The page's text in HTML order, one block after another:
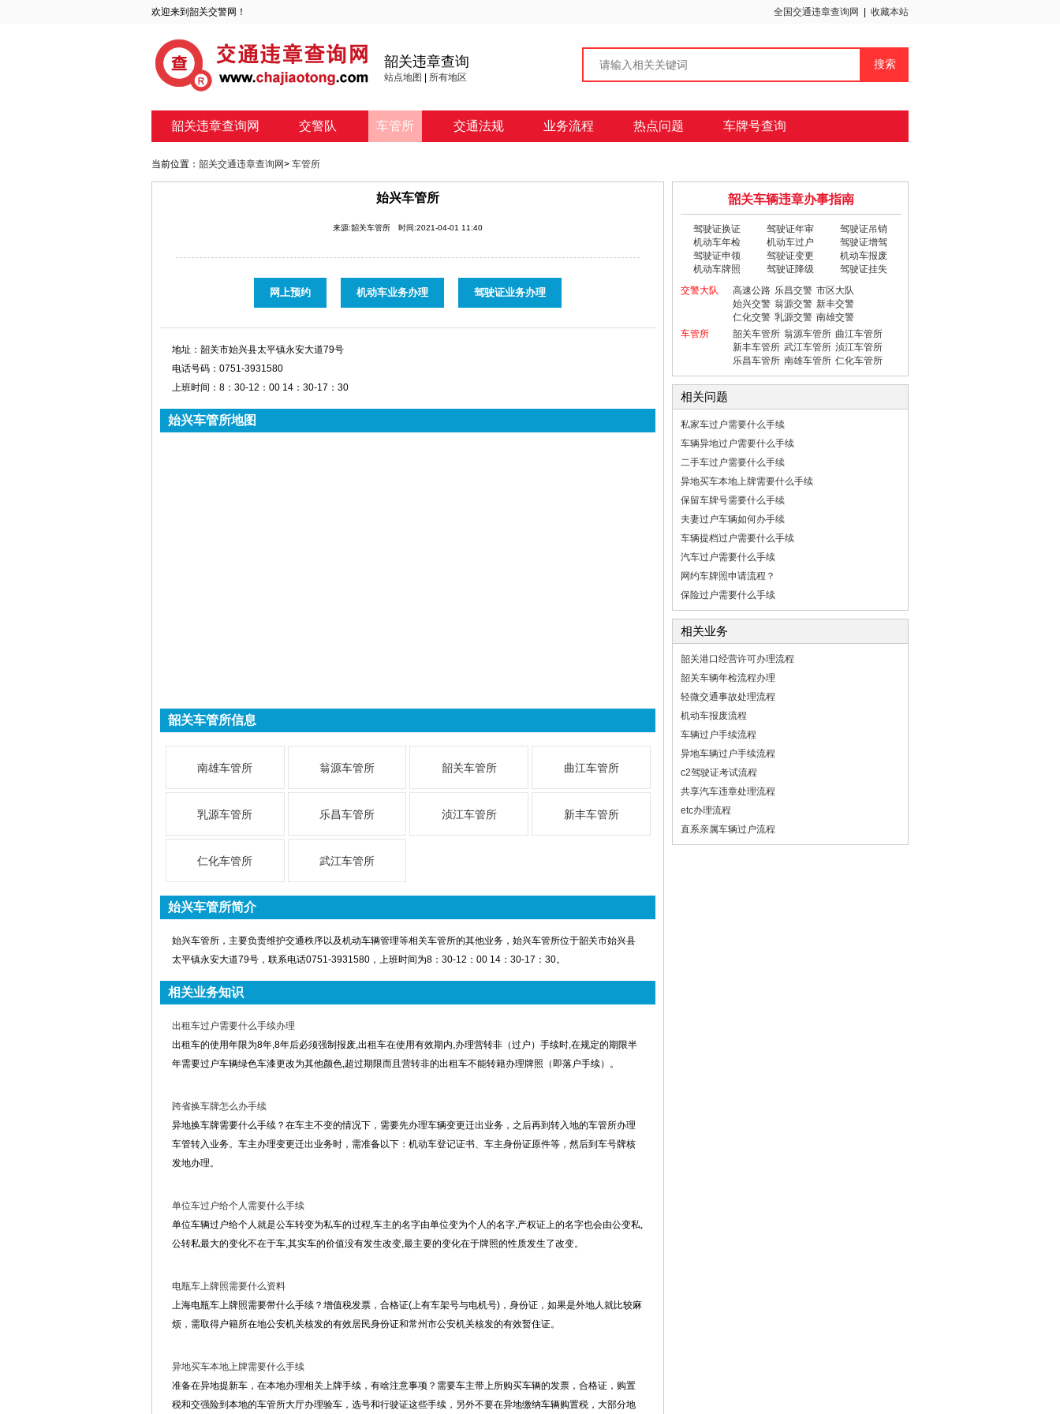
欢迎来到韶关交警网！ 全国交通违章查询网 收藏本站
韶关违章查询
站点地图 所有地区
韶关违章查询网 交警队 车管所 交通法规 业务流程 热点问题 车牌号查询
当前位置： 韶关交通违章查询网> 车管所
始兴车管所
来源:韶关车管所 时间:2021-04-01 11:40
网上预约 机动车业务办理 驾驶证业务办理
地址： 韶关市始兴县太平镇永安大道79号
电话号码： 0751-3931580
上班时间： 8：30-12：00 14：30-17：30
始兴车管所地图
韶关车管所信息
南雄车管所 翁源车管所 韶关车管所 曲江车管所
乳源车管所 乐昌车管所 浈江车管所 新丰车管所
仁化车管所 武江车管所
始兴车管所简介
始兴车管所，主要负责维护交通秩序以及机动车辆管理等相关车管所的其他业务，始兴车管所位于韶关市始兴县
太平镇永安大道79号，联系电话0751-3931580，上班时间为8：30-12：00 14：30-17：30。
相关业务知识
出租车过户需要什么手续办理
出租车的使用年限为8年,8年后必须强制报废,出租车在使用有效期内,办理营转非（过户）手续时,在规定的期限半
年需要过户车辆绿色车漆更改为其他颜色,超过期限而且营转非的出租车不能转籍办理牌照（即落户手续）。
跨省换车牌怎么办手续
异地换车牌需要什么手续？在车主不变的情况下，需要先办理车辆变更迁出业务，之后再到转入地的车管所办理
车管转入业务。车主办理变更迁出业务时，需准备以下：机动车登记证书、车主身份证原件等，然后到车号牌核
发地办理。
单位车过户给个人需要什么手续
单位车辆过户给个人就是公车转变为私车的过程,车主的名字由单位变为个人的名字,产权证上的名字也会由公变私,
公转私最大的变化不在于车,其实车的价值没有发生改变,最主要的变化在于牌照的性质发生了改变。
电瓶车上牌照需要什么资料
上海电瓶车上牌照需要带什么手续？增值税发票，合格证(上有车架号与电机号)，身份证，如果是外地人就比较麻
烦，需取得户籍所在地公安机关核发的有效居民身份证和常州市公安机关核发的有效暂住证。
异地买车本地上牌需要什么手续
准备在异地提新车，在本地办理相关上牌手续，有啥注意事项？需要车主带上所购买车辆的发票，合格证，购置
税和交强险到本地的车管所大厅办理验车，选号和行驶证这些手续，另外不要在异地缴纳车辆购置税，大部分地
韶关车辆违章办事指南
驾驶证换证 驾驶证年审
驾驶证吊销
机动车年检
机动车过户
驾驶证增驾
驾驶证申领
驾驶证变更
机动车报废
机动车牌照
驾驶证降级
驾驶证挂失
交警大队
高速公路 乐昌交警 市区大队
始兴交警 翁源交警 新丰交警
仁化交警 乳源交警 南雄交警
车管所
韶关车管所 翁源车管所 曲江车管所
新丰车管所 武江车管所 浈江车管所
乐昌车管所 南雄车管所 仁化车管所
相关问题
私家车过户需要什么手续
车辆异地过户需要什么手续
二手车过户需要什么手续
异地买车本地上牌需要什么手续
保留车牌号需要什么手续
夫妻过户车辆如何办手续
车辆提档过户需要什么手续
汽车过户需要什么手续
网约车牌照申请流程？
保险过户需要什么手续
相关业务
韶关港口经营许可办理流程
韶关车辆年检流程办理
轻微交通事故处理流程
机动车报废流程
车辆过户手续流程
异地车辆过户手续流程
c2驾驶证考试流程
共享汽车违章处理流程
etc办理流程
直系亲属车辆过户流程